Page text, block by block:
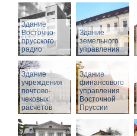
Здание
Восточно-
прусского
радио
Здание
земельного
управления
Здание
учреждения
почтово-
чековых
расчетов
Здание
финансового
управления
Восточной
Пруссии